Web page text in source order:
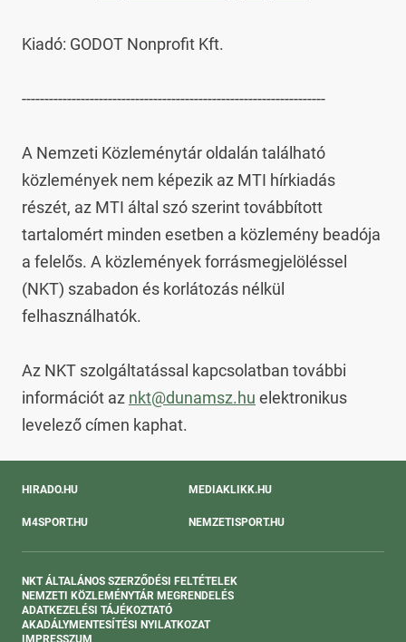
Kiadó: GODOT Nonprofit Kft.
-------------------------------------------------------------------
A Nemzeti Közleménytár oldalán található
közlemények nem képezik az MTI hírkiadás
részét, az MTI által szó szerint továbbított
tartalomért minden esetben a közlemény beadója
a felelős. A közlemények forrásmegjelöléssel
(NKT) szabadon és korlátozás nélkül
felhasználhatók.
Az NKT szolgáltatással kapcsolatban további
információt az nkt@dunamsz.hu elektronikus
levelező címen kaphat.
HIRADO.HU MEDIAKLIKK.HU
M4SPORT.HU NEMZETISPORT.HU
NKT ÁLTALÁNOS SZERZŐDÉSI FELTÉTELEK
NEMZETI KÖZLEMÉNYTÁR MEGRENDELÉS
ADATKEZELÉSI TÁJÉKOZTATÓ
AKADÁLYMENTESÍTÉSI NYILATKOZAT
IMPRESSZUM